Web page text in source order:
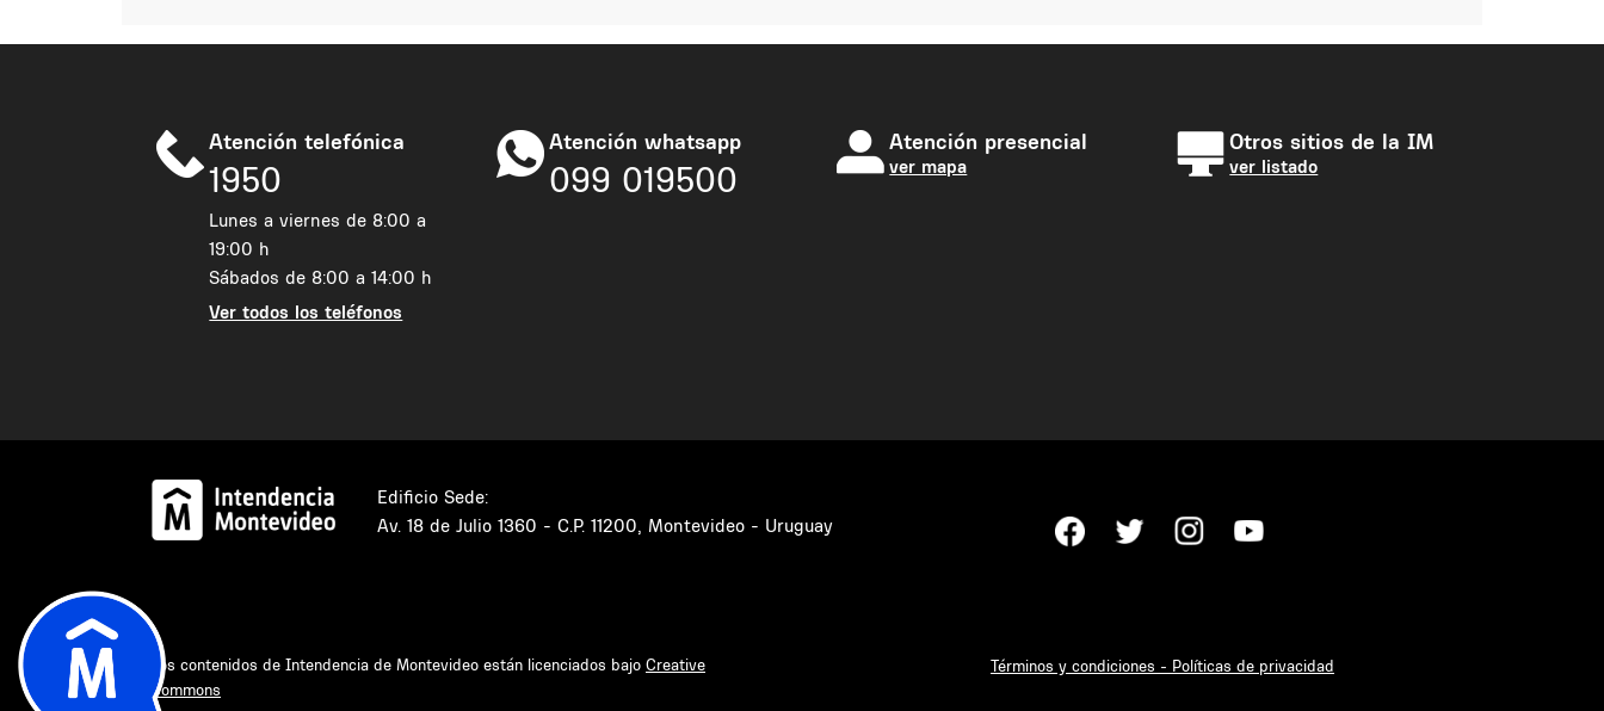
Atención telefónica
1950
Lunes a viernes de 8:00 a
19:00 h
Sábados de 8:00 a 14:00 h
Ver todos los teléfonos
Atención whatsapp
099 019500
Atención presencial
ver mapa
Otros sitios de la IM
ver listado
Edificio Sede:
Av. 18 de Julio 1360 - C.P. 11200, Montevideo - Uruguay
Los contenidos de Intendencia de Montevideo están licenciados bajo Creative
Commons
Términos y condiciones - Políticas de privacidad